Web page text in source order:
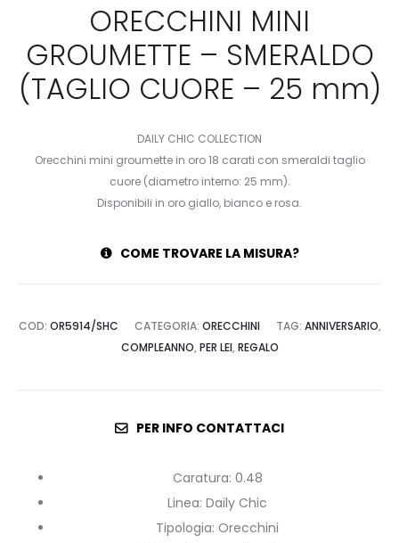
ORECCHINI MINI
GROUMETTE – SMERALDO
(TAGLIO CUORE – 25 mm)
DAILY CHIC COLLECTION
Orecchini mini groumette in oro 18 carati con smeraldi taglio
cuore (diametro interno: 25 mm).
Disponibili in oro giallo, bianco e rosa.
COME TROVARE LA MISURA?
COD: OR5914/SHC CATEGORIA: ORECCHINI TAG: ANNIVERSARIO,
COMPLEANNO, PER LEI, REGALO
PER INFO CONTATTACI
Caratura: 0.48
Linea: Daily Chic
Tipologia: Orecchini